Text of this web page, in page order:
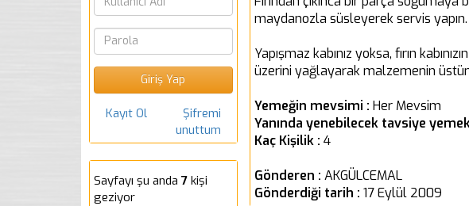
maydanozla süsleyerek servis yapın.
Yapışmaz kabınız yoksa, fırın
üzerini yağlayarak malzemenin
Yemeğin mevsimi : Her Mevsim
Yanında yenebilecek tavsiye
Kaç Kişilik : 4
Gönderen : AKGÜLCEMAL
Gönderdiği tarih : 17 Eylül 2009
Kayıt Ol
Şifremi
unuttum
Sayfayı şu anda 7 kişi
geziyor